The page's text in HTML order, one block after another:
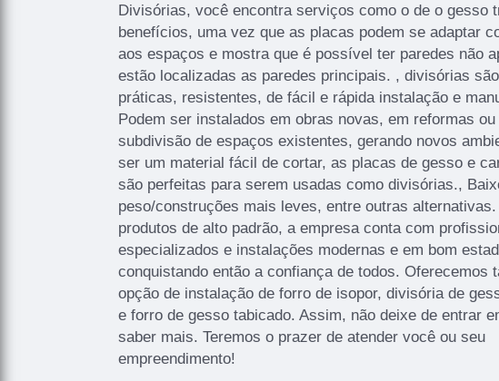
Divisórias, você encontra serviços como o de o gesso
benefícios, uma vez que as placas podem se adaptar
aos espaços e mostra que é possível ter paredes não
estão localizadas as paredes principais. , divisórias
práticas, resistentes, de fácil e rápida instalação e
Podem ser instalados em obras novas, em reformas ou
subdivisão de espaços existentes, gerando novos
ser um material fácil de cortar, as placas de gesso e
são perfeitas para serem usadas como divisórias.,
peso/construções mais leves, entre outras alternativas.
produtos de alto padrão, a empresa conta com
especializados e instalações modernas e em bom
conquistando então a confiança de todos. Oferecemos
opção de instalação de forro de isopor, divisória de
e forro de gesso tabicado. Assim, não deixe de entrar
saber mais. Teremos o prazer de atender você ou seu
empreendimento!